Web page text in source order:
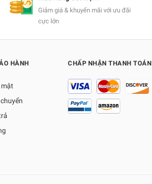
Giảm giá & khuyến mãi với ưu đãi
cực lớn
HÀNH
mật
CHẤP NHẬN THANH TOÁN